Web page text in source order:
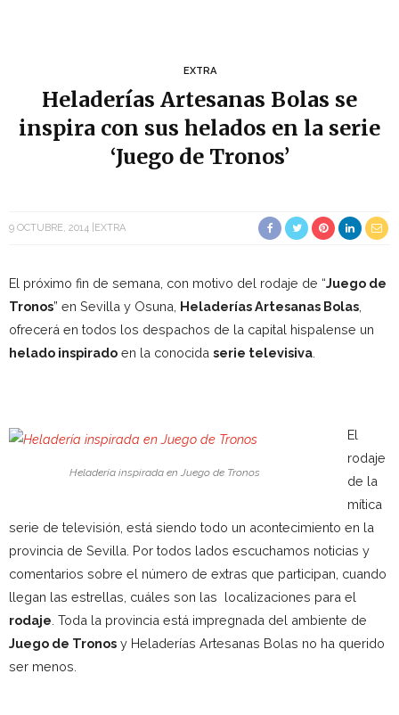
EXTRA
Heladerías Artesanas Bolas se
inspira con sus helados en la serie
‘Juego de Tronos’
9 OCTUBRE, 2014 EXTRA
El próximo fin de semana, con motivo del rodaje de “Juego de
Tronos” en Sevilla y Osuna, Heladerías Artesanas Bolas
ofrecerá en todos los despachos de la capital hispalense un
helado inspirado en la conocida serie televisiva
Heladería inspirada en Juego de Tronos
El
rodaje
de la
mítica
serie de televisión, está siendo todo un acontecimiento en la
provincia de Sevilla. Por todos lados escuchamos noticias y
comentarios sobre el número de extras que participan, cuando
llegan las estrellas, cuáles son las localizaciones para el
rodaje . Toda la provincia está impregnada del ambiente de
Juego de Tronos y Heladerías Artesanas Bolas no ha querido
ser menos.